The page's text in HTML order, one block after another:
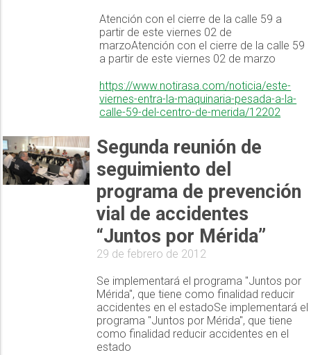
Atención con el cierre de la calle 59 a
partir de este viernes 02 de
marzoAtención con el cierre de la calle 59
a partir de este viernes 02 de marzo
https://www.notirasa.com/noticia/este-
viernes-entra-la-maquinaria-pesada-a-la-
calle-59-del-centro-de-merida/12202
Segunda reunión de
seguimiento del
programa de prevención
vial de accidentes
“Juntos por Mérida”
29 de febrero de 2012
Se implementará el programa "Juntos por
Mérida", que tiene como finalidad reducir
accidentes en el estadoSe implementará el
programa "Juntos por Mérida", que tiene
como finalidad reducir accidentes en el
estado